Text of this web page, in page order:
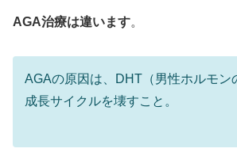
AGA治療は違います。
AGAの原因は、DHT（男性ホルモン
成長サイクルを壊すこと。